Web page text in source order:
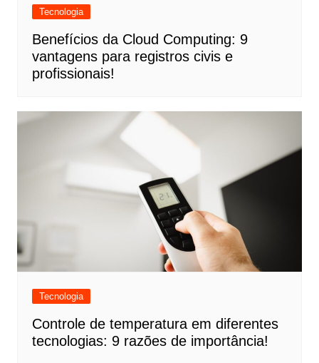
Tecnologia
Benefícios da Cloud Computing: 9
vantagens para registros civis e
profissionais!
Tecnologia
Controle de temperatura em diferentes
tecnologias: 9 razões de importância!